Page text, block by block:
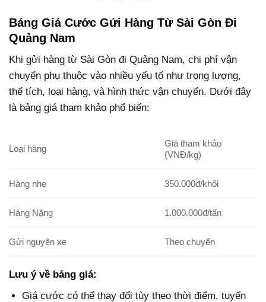
Bảng Giá Cước Gửi Hàng Từ Sài Gòn Đi
Quảng Nam
Khi gửi hàng từ Sài Gòn đi Quảng Nam, chi phí vận
chuyển phụ thuộc vào nhiều yếu tố như trọng lượng,
thể tích, loại hàng, và hình thức vận chuyển. Dưới đây
là bảng giá tham khảo phổ biến:
Loại hàng
Giá tham khảo
(VNĐ/kg)
Hàng nhẹ 350.000đ/khối
Hàng Nặng 1.000.000đ/tấn
Gửi nguyên xe Theo chuyến
Lưu ý về bảng giá:
Giá cước có thể thay đổi tùy theo thời điểm, tuyến